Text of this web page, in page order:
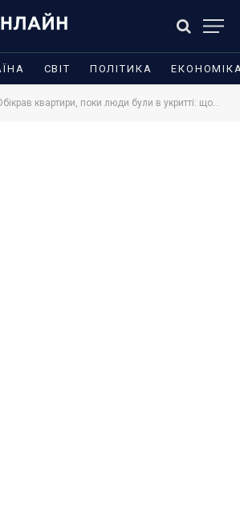
СВІТ ПОЛІТИКА
квартири, поки люди були в укритті: що відомо про зухвалий злочин у Києві